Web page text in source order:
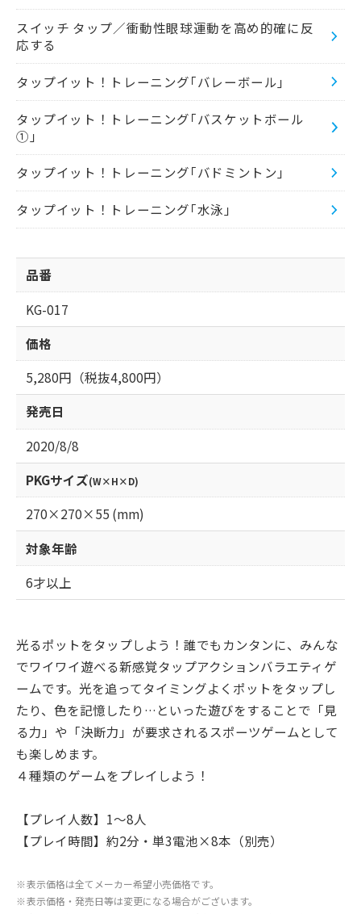
スイッチ タップ／衝動性眼球運動を高め的確に反
応する
タップイット！トレーニング｢バレーボール｣
タップイット！トレーニング｢バスケットボール
①｣
タップイット！トレーニング｢バドミントン｣
タップイット！トレーニング｢水泳｣
品番
KG-017
価格
5,280円（税抜4,800円）
発売日
2020/8/8
PKGサイズ(W×H×D)
270×270×55 (mm)
対象年齢
6才以上
光るポットをタップしよう！誰でもカンタンに、みんな
でワイワイ遊べる新感覚タップアクションバラエティゲ
ームです。光を追ってタイミングよくポットをタップし
たり、色を記憶したり…といった遊びをすることで「見
る力」や「決断力」が要求されるスポーツゲームとして
も楽しめます。
４種類のゲームをプレイしよう！
【プレイ人数】1～8人
【プレイ時間】約2分・単3電池×8本（別売）
※表示価格は全てメーカー希望小売価格です。
※表示価格・発売日等は変更になる場合がございます。